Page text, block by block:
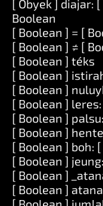
[ Obyek ] diajar:
Boolean
[ Boolean ] = [
[ Boolean ] ≠ [
[ Boolean ] téks
[ Boolean ]
[ Boolean ]
[ Boolean ] leres:
[ Boolean ]
[ Boolean ]
[ Boolean ] boh:
[ Boolean ]
[ Boolean ]
[ Boolean ]